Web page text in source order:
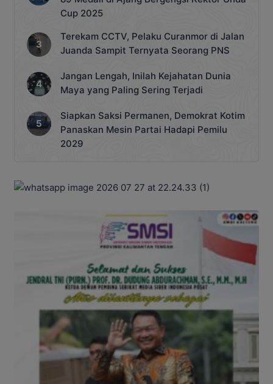
Cup 2025
Terekam CCTV, Pelaku Curanmor di Jalan
Juanda Sampit Ternyata Seorang PNS
Jangan Lengah, Inilah Kejahatan Dunia
Maya yang Paling Sering Terjadi
Siapkan Saksi Permanen, Demokrat Kotim
Panaskan Mesin Partai Hadapi Pemilu
2029